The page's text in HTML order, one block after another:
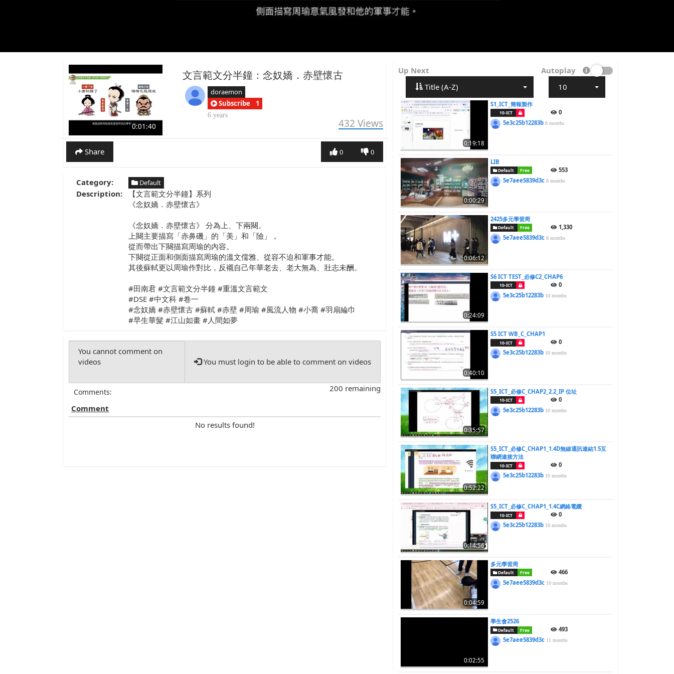
0:01:40
文言範文分半鐘：念奴嬌．赤壁懷古
doraemon
Subscribe
1
6 years
432 Views
Share 0
0
Category: Default
Description:
【文言範文分半鐘】系列
《念奴嬌．赤壁懷古》
《念奴嬌．赤壁懷古》 分為上、下兩闋。
上闋主要描寫「赤鼻磯」的「美」和「險」，
從而帶出下闋描寫周瑜的內容。
下闋從正面和側面描寫周瑜的溫文儒雅、從容不迫和軍事才能。
其後蘇軾更以周瑜作對比，反襯自己年華老去、老大無為、壯志未酬。
#田南君 #文言範文分半鐘 #重溫文言範文
#DSE #中文科 #卷一
#念奴嬌 #赤壁懷古 #蘇軾 #赤壁 #周瑜 #風流人物 #小喬 #羽扇綸巾
#早生華髮 #江山如畫 #人間如夢
You must login to be able to comment on videos
200 remaining
Comments:
Comment
No results found!
Up Next
Autoplay
Title (A-Z)
10
0:19:18
S1_ICT_簡報製作
10-ICT
0
5e3c25b12283b8 months
0:00:29
LIB
Default Free
553
5e7aee5839d3c8 months
0:06:12
2425多元學習周
Default Free
1,330
5e7aee5839d3c8 months
0:24:09
S6 ICT TEST_必修C2_CHAP6
10-ICT
0
5e3c25b12283b 10 months
0:40:10
S5 ICT WB_C_CHAP1
10-ICT
0
5e3c25b12283b 10 months
0:35:57
S5_ICT_必修C_CHAP2_2.2_IP 位址
10-ICT
0
5e3c25b12283b 10 months
0:52:22
S5_ICT_必修C_CHAP1_1.4D無線通訊連結1.5互
聯網連接方法
10-ICT
0
5e3c25b12283b 10 months
0:14:56
S5_ICT_必修C_CHAP1_1.4C網絡電纜
10-ICT
0
5e3c25b12283b 10 months
0:04:59
多元學習周
Default Free
466
5e7aee5839d3c 10 months
0:02:55
學生會2526
Default Free
493
5e7aee5839d3c 11 months